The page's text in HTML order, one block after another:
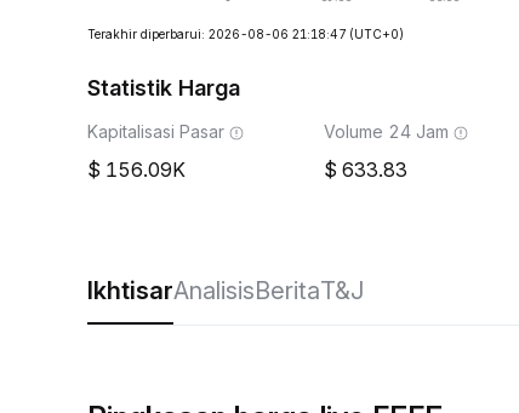
Terakhir diperbarui: 2026-08-06 21:18:47 (UTC+0)
Statistik Harga
Kapitalisasi Pasar
156.09K
Volume 24 Jam
633.83
IkhtisarAnalisisBeritaT&J